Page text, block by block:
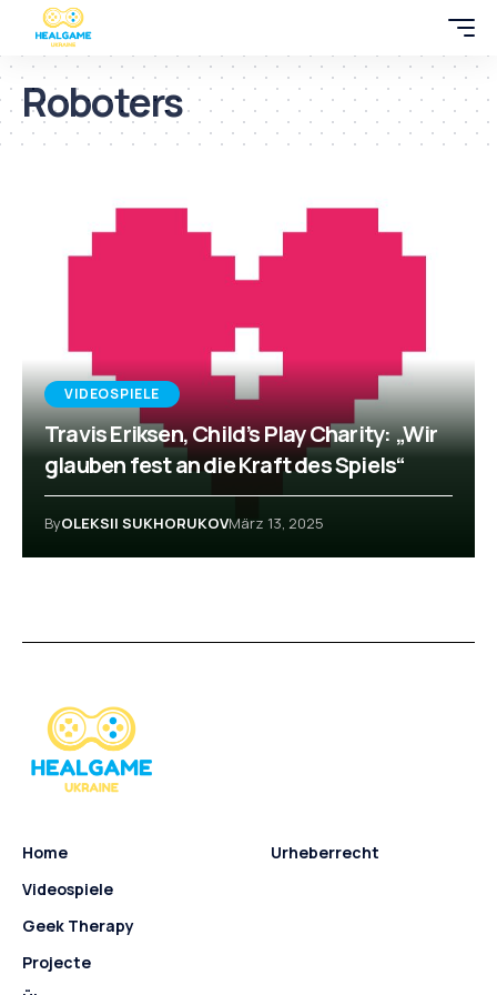
Roboters
VIDEOSPIELE
Travis Eriksen, Child’s Play Charity: „Wir
glauben fest an die Kraft des Spiels“
ByOLEKSII SUKHORUKOVMärz 13, 2025
Home
Videospiele
Geek Therapy
Projecte
Urheberrecht